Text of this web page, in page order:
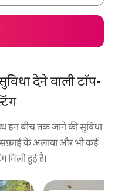
देने वाली टॉप-
इन बीच तक जाने की सुविधा
सफ़ाई के अलावा और भी कई
मिली हुई है।